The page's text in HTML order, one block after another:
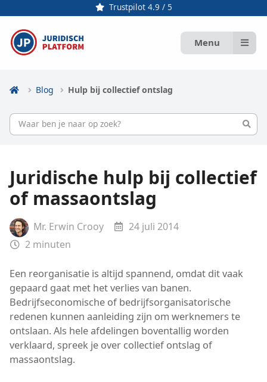
Trustpilot 4.9 / 5
Menu
Blog Hulp bij collectief ontslag
Juridische hulp bij collectief
of massaontslag
Mr. Erwin Crooy
24 juli 2014
2 minuten
Een reorganisatie is altijd spannend, omdat dit vaak
gepaard gaat met het verlies van banen.
Bedrijfseconomische of bedrijfsorganisatorische
redenen kunnen aanleiding zijn om werknemers te
ontslaan. Als hele afdelingen boventallig worden
verklaard, spreek je over collectief ontslag of
massaontslag.